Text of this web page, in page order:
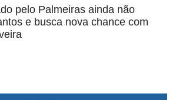
pelo Palmeiras ainda não
e busca nova chance com